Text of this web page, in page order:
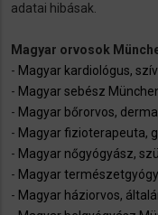
adatai hibásak.
Magyar orvosok
- Magyar kardiológus,
- Magyar sebész
- Magyar bőrorvos,
- Magyar fizioterapeuta,
- Magyar nőgyógyász,
- Magyar
- Magyar háziorvos,